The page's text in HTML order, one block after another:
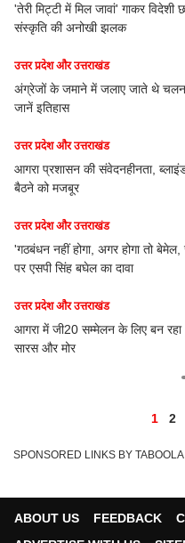
आगरा में दिखी भारतीय
आगरा में मौजूद चिमनी का
कलेक्ट्रेट के बाहर धरने पर
चलेगा', सपा-कांग्रेस गठबंधन
कबाड़ से तैयार किए गए
आगरा
आगरा के
आगरा के
यूपी
1 2
SPONSORED LINKS BY TABOOLA
ABOUT US FEEDBACK